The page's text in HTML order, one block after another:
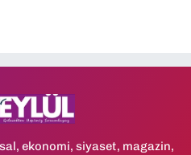
ekonomi, siyaset, magazin,